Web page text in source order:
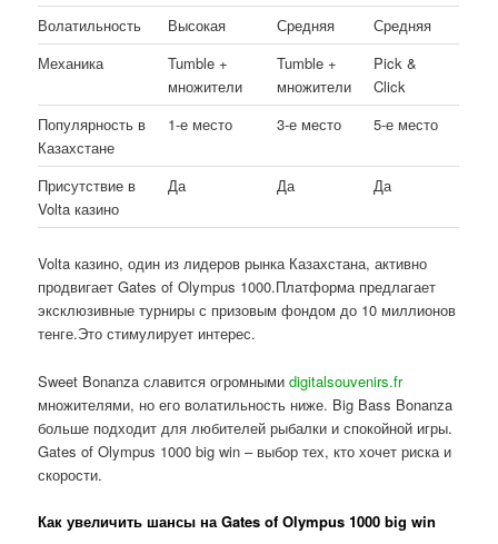
Волатильность Высокая Средняя
Средняя
Механика
Tumble +
множители
Tumble +
множители
Pick &
Click
Популярность в
Казахстане
1-е место 3-е место 5-е место
Присутствие в
Volta казино
Да Да Да
Volta казино, один из лидеров рынка Казахстана, активно
продвигает Gates of Olympus 1000.Платформа предлагает
эксклюзивные турниры с призовым фондом до 10 миллионов
тенге.Это стимулирует интерес.
Sweet Bonanza славится огромнымиdigitalsouvenirs.fr
множителями, но его волатильность ниже. Big Bass Bonanza
больше подходит для любителей рыбалки и спокойной игры.
Gates of Olympus 1000 big win – выбор тех, кто хочет риска и
скорости.
Как увеличить шансы на Gates of Olympus 1000 big win